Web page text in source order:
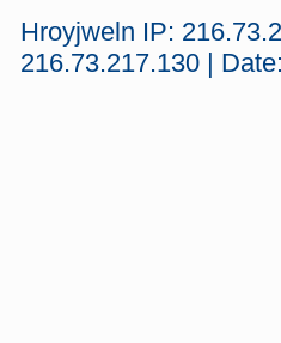
Hroyjweln IP:
216.73.217.130 |